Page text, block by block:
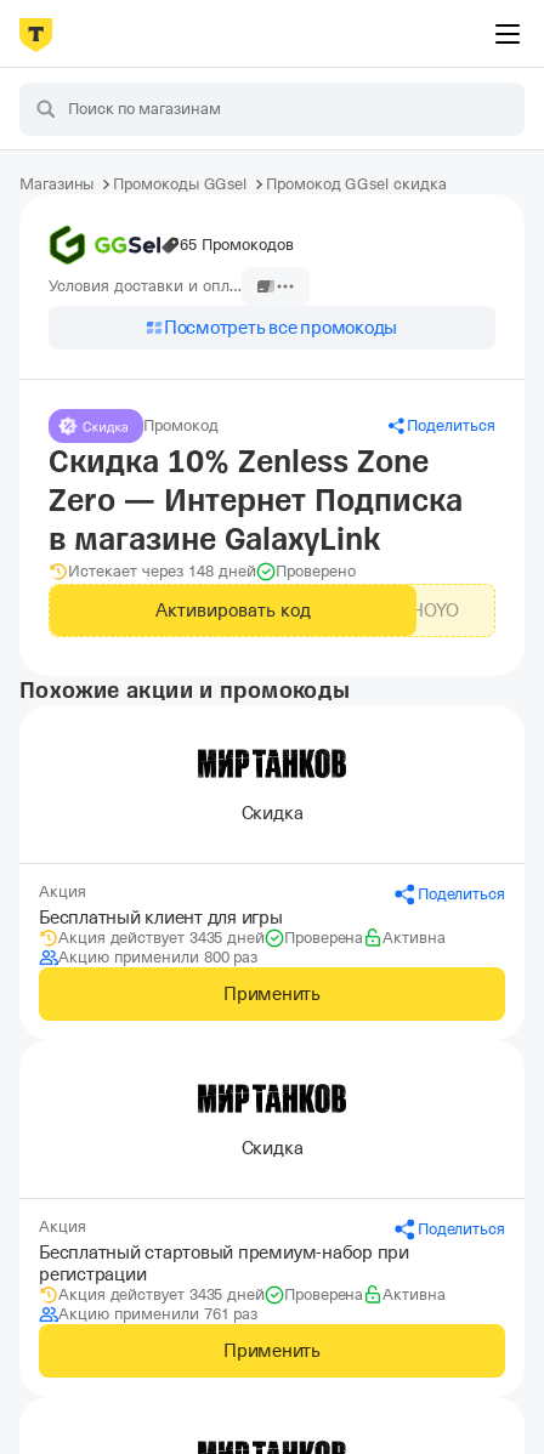
Магазины Промокоды GGsel Промокод GGsel скидка
65 Промокодов
Условия доставки и оплаты
Посмотреть все промокоды
Промокод Поделиться
Скидка 10% Zenless Zone
Zero — Интернет Подписка
в магазине GalaxyLink
Истекает через 148 дней Проверено
Активировать код GLHOYO
Похожие акции и промокоды
Скидка
Акция Поделиться
Бесплатный клиент для игры
Акция действует 3435 дней Проверена
Активна
Акцию применили 800 раз
Применить
Скидка
Акция Поделиться
Бесплатный стартовый премиум-набор при
регистрации
Акция действует 3435 дней Проверена
Активна
Акцию применили 761 раз
Применить